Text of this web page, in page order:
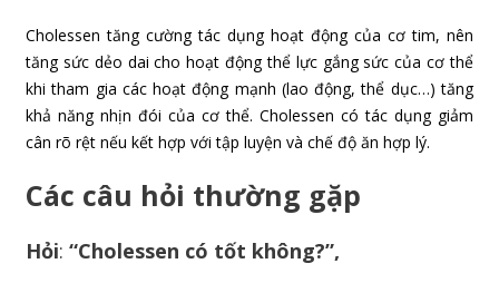
Cholessen tăng cường tác dụng hoạt động của cơ tim, nên
tăng sức dẻo dai cho hoạt động thể lực gắng sức của cơ thể
khi tham gia các hoạt động mạnh (lao động, thể dục…) tăng
khả năng nhịn đói của cơ thể. Cholessen có tác dụng giảm
cân rõ rệt nếu kết hợp với tập luyện và chế độ ăn hợp lý.
Các câu hỏi thường gặp
Hỏi: “Cholessen có tốt không?”,